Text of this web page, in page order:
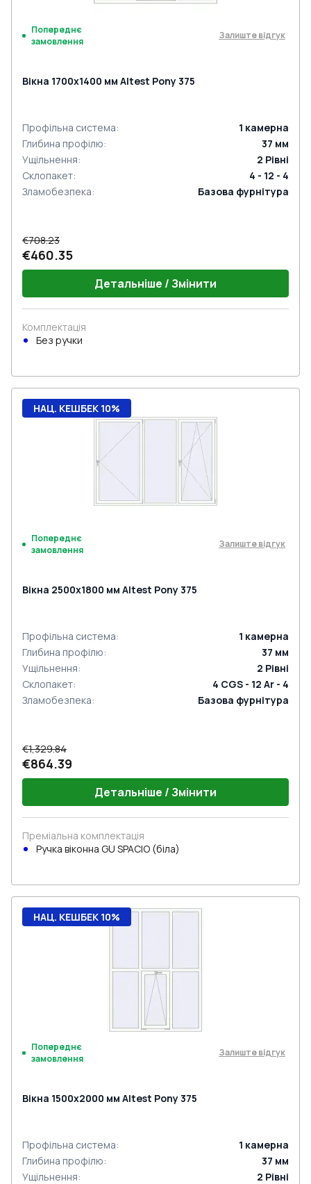
Попереднє
замовлення
Залиште відгук
Вікна 1700x1400 мм Altest Pony 375
Профільна система: 1 камерна
Глибина профілю: 37 мм
Ущільнення: 2 Рівні
Склопакет:
4 - 12 - 4
Зламобезпека: Базова фурнітура
€708.23
€460.35
Детальніше / Змінити
Комплектація
Без ручки
НАЦ. КЕШБЕК 10%
Попереднє
замовлення
Залиште відгук
Вікна 2500x1800 мм Altest Pony 375
Профільна система: 1 камерна
Глибина профілю: 37 мм
Ущільнення: 2 Рівні
Склопакет:
4 CGS - 12 Ar - 4
Зламобезпека: Базова фурнітура
€1,329.84
€864.39
Детальніше / Змінити
Преміальна комплектація
Ручка віконна GU SPACIO (біла)
НАЦ. КЕШБЕК 10%
Попереднє
замовлення
Залиште відгук
Вікна 1500x2000 мм Altest Pony 375
Профільна система: 1 камерна
Глибина профілю: 37 мм
Ущільнення: 2 Рівні